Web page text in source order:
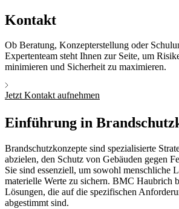
Kontakt
Ob Beratung, Konzepterstellung oder
Expertenteam steht Ihnen zur Seite, um
minimieren und Sicherheit zu maximieren.
Jetzt Kontakt aufnehmen
Einführung in
Brandschutzkonzepte sind spezialisierte
abzielen, den Schutz von Gebäuden gegen
Sie sind essenziell, um sowohl menschliche
materielle Werte zu sichern. BMC Haubrich
Lösungen, die auf die spezifischen
abgestimmt sind.